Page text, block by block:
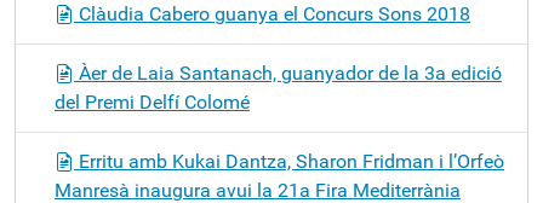
Clàudia Cabero guanya el Concurs Sons 2018
Àer de Laia Santanach, guanyador de la 3a edició
del Premi Delfí Colomé
Erritu amb Kukai Dantza, Sharon Fridman i l’Orfeò
Manresà inaugura avui la 21a Fira Mediterrània